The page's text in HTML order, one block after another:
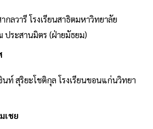
กลวารี โรงเรียนสาธิตมหาวิทยาลัย
ประสานมิตร (ฝ่ายมัธยม)
นท์ สุริยะโชติกุล โรงเรียนขอนแก่นวิทยา
เชย